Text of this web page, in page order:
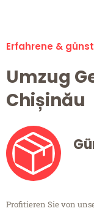
Erfahrene &
Umzug
Chișinău
Profitieren Sie von